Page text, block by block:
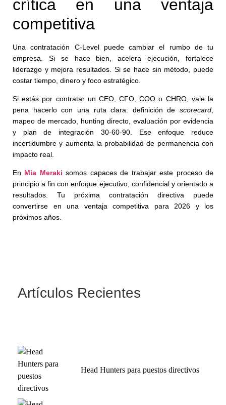
crítica en una ventaja
competitiva
Una contratación C-Level puede cambiar el rumbo de tu
empresa. Si se hace bien, acelera ejecución, fortalece
liderazgo y mejora resultados. Si se hace sin método, puede
costar tiempo, dinero y foco estratégico.
Si estás por contratar un CEO, CFO, COO o CHRO, vale la
pena hacerlo con una ruta clara: definición de scorecard
mapeo de mercado, hunting directo, evaluación por evidencia
y plan de integración 30-60-90. Ese enfoque reduce
incertidumbre y aumenta la probabilidad de permanencia con
impacto real.
En Mia Meraki somos capaces de trabajar este proceso de
principio a fin con enfoque ejecutivo, confidencial y orientado a
resultados. Tu próxima contratación directiva puede
convertirse en una ventaja competitiva para 2026 y los
próximos años.
Artículos Recientes
Head Hunters para puestos directivos